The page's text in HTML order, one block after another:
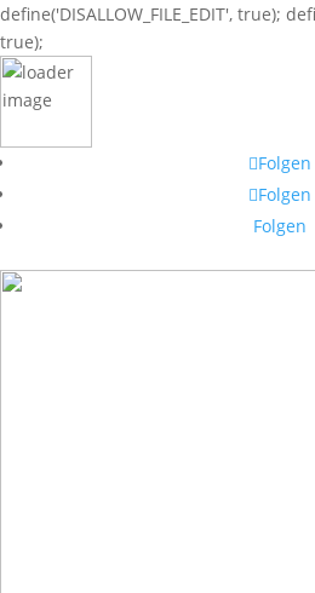
define('DISALLOW_FILE_EDIT', true);
true);
Folgen
Folgen
Folgen